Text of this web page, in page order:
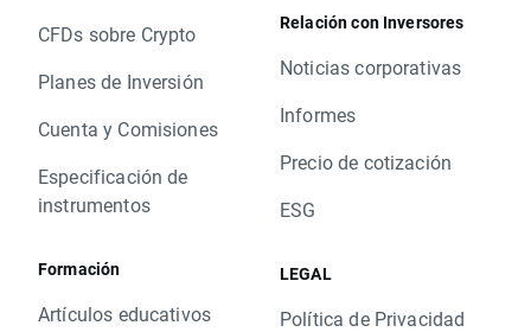
CFDs sobre Crypto
Planes de Inversión
Cuenta y Comisiones
Especificación de
instrumentos
Formación
Artículos educativos
Relación con Inversores
Noticias corporativas
Informes
Precio de cotización
ESG
LEGAL
Política de Privacidad